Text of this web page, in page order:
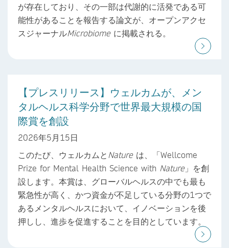
が存在しており、その一部は代謝的に活発である可
能性があることを報告する論文が、オープンアクセ
スジャーナルMicrobiome に掲載される。
【プレスリリース】ウェルカムが、メン
タルヘルス科学分野で世界最大規模の国
際賞を創設
2026年5月15日
このたび、ウェルカムとNature は、「Wellcome
Prize for Mental Health Science with Nature」を創
設します。本賞は、グローバルヘルスの中でも最も
緊急性が高く、かつ資金が不足している分野の1つで
あるメンタルヘルスにおいて、イノベーションを後
押しし、進歩を促進することを目的としています。